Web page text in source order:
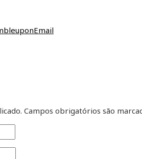
Email
Campos obrigatórios são